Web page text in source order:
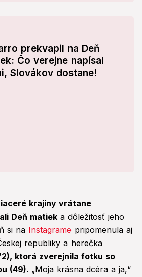
prekvapil na Deň
Čo verejne napísal
Slovákov dostane!
krajiny vrátane
Deň matiek a dôležitosť jeho
si na Instagrame pripomenula aj
republiky a herečka
ktorá zverejnila fotku so
(49). „Moja krásna dcéra a ja,“